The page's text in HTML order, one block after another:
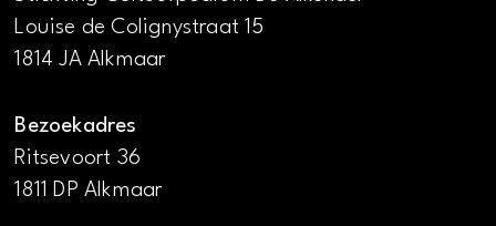
Louise de Colignystraat 15
1814 JA Alkmaar
Bezoekadres
Ritsevoort 36
1811 DP Alkmaar